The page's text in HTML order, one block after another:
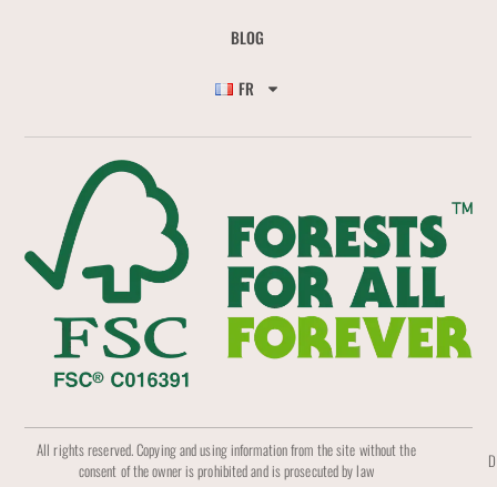
BLOG
FR
All rights reserved. Copying and using information from the site without the
consent of the owner is prohibited and is prosecuted by law